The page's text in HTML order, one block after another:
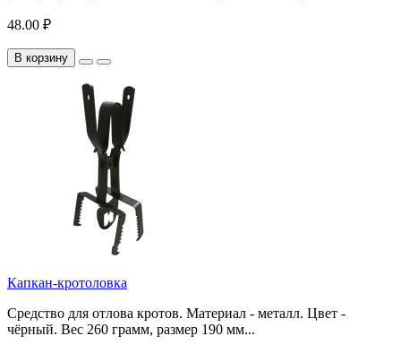
48.00 ₽
В корзину
Капкан-кротоловка
Средство для отлова кротов. Материал - металл. Цвет -
чёрный. Вес 260 грамм, размер 190 мм...